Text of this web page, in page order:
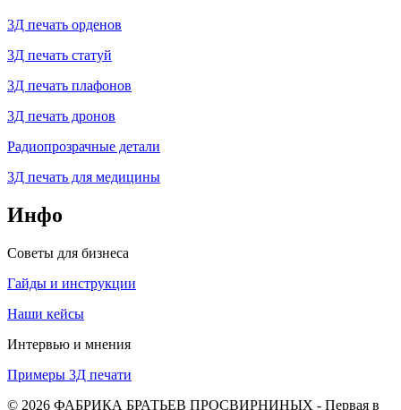
3Д печать орденов
3Д печать статуй
3Д печать плафонов
3Д печать дронов
Радиопрозрачные детали
3Д печать для медицины
Инфо
Советы для бизнеса
Гайды и инструкции
Наши кейсы
Интервью и мнения
Примеры 3Д печати
© 2026 ФАБРИКА БРАТЬЕВ ПРОСВИРНИНЫХ - Первая в